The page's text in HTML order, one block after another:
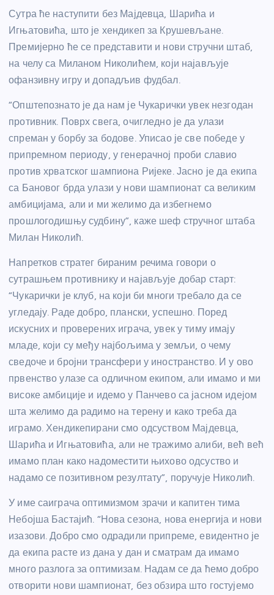
Сутра ће наступити без Мајдевца, Шарића и
Игњатовића, што је хендикеп за Крушевљане.
Премијерно ће се представити и нови стручни штаб,
на челу са Миланом Николићем, који најављује
офанзивну игру и допадљив фудбал.
“Општепознато је да нам је Чукарички увек незгодан
противник. Поврх свега, очигледно је да улази
спреман у борбу за бодове. Уписао је све победе у
припремном периоду, у генерачној проби славио
против хрватског шампиона Ријеке. Јасно је да екипа
са Бановог брда улази у нови шампионат са великим
амбицијама, али и ми желимо да избегнемо
прошлогодишњу судбину”, каже шеф стручног штаба
Милан Николић.
Напретков стратег бираним речима говори о
сутрашњем противнику и најављује добар старт:
“Чукарички је клуб, на који би многи требало да се
угледају. Раде добро, плански, успешно. Поред
искусних и проверених играча, увек у тиму имају
младе, који су међу најбољима у земљи, о чему
сведоче и бројни трансфери у иностранство. И у ово
првенство улазе са одличном екипом, али имамо и ми
високе амбиције и идемо у Панчево са јасном идејом
шта желимо да радимо на терену и како треба да
играмо. Хендикепирани смо одсуством Мајдевца,
Шарића и Игњатовића, али не тражимо алиби, већ већ
имамо план како надоместити њихово одсуство и
надамо се позитивном резултату”, поручује Николић.
У име саиграча оптимизмом зрачи и капитен тима
Небојша Бастајић. “Нова сезона, нова енергија и нови
изазови. Добро смо одрадили припреме, евидентно је
да екипа расте из дана у дан и сматрам да имамо
много разлога за оптимизам. Надам се да ћемо добро
отворити нови шампионат, без обзира што гостујемо